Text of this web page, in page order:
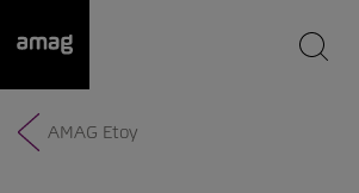
Il suo garage è stato salvato
AMAG Etoy